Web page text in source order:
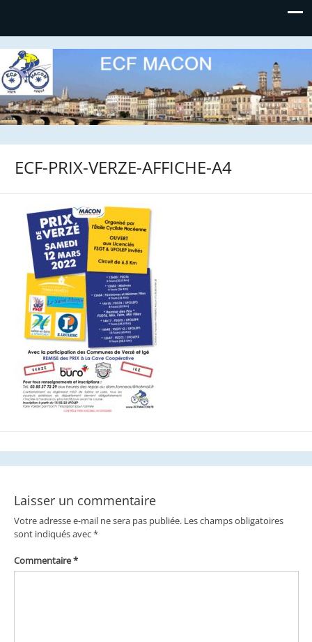
Etoile Cycliste Flacéenne
ECF-PRIX-VERZE-AFFICHE-A4
Laisser un commentaire
Votre adresse e-mail ne sera pas publiée. Les champs obligatoires
sont indiqués avec*
Commentaire*